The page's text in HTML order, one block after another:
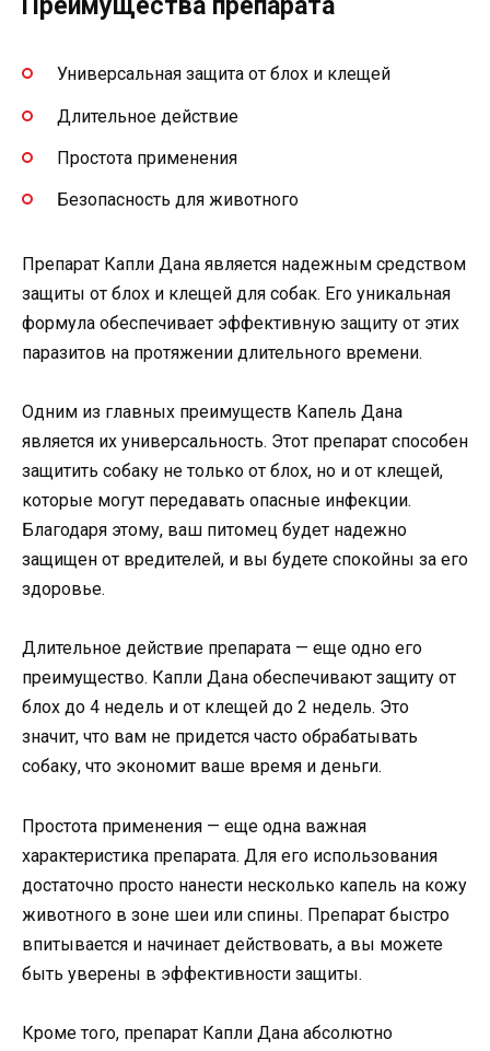
Преимущества препарата
Универсальная защита от блох и клещей
Длительное действие
Простота применения
Безопасность для животного
Препарат Капли Дана является надежным средством
защиты от блох и клещей для собак. Его уникальная
формула обеспечивает эффективную защиту от этих
паразитов на протяжении длительного времени.
Одним из главных преимуществ Капель Дана
является их универсальность. Этот препарат способен
защитить собаку не только от блох, но и от клещей,
которые могут передавать опасные инфекции.
Благодаря этому, ваш питомец будет надежно
защищен от вредителей, и вы будете спокойны за его
здоровье.
Длительное действие препарата — еще одно его
преимущество. Капли Дана обеспечивают защиту от
блох до 4 недель и от клещей до 2 недель. Это
значит, что вам не придется часто обрабатывать
собаку, что экономит ваше время и деньги.
Простота применения — еще одна важная
характеристика препарата. Для его использования
достаточно просто нанести несколько капель на кожу
животного в зоне шеи или спины. Препарат быстро
впитывается и начинает действовать, а вы можете
быть уверены в эффективности защиты.
Кроме того, препарат Капли Дана абсолютно